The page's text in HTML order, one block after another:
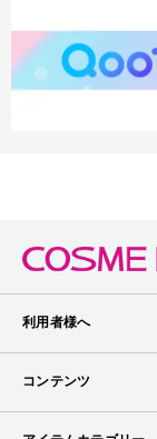
利用者様へ
メンバーログイン
コンテンツ
ランキング